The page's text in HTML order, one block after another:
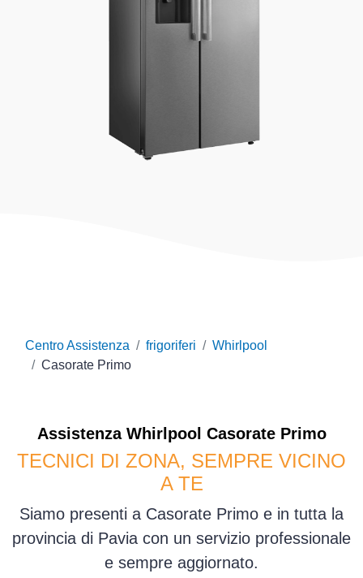
Centro Assistenza frigoriferi
Whirlpool
Casorate Primo
Assistenza Whirlpool Casorate Primo
TECNICI DI ZONA, SEMPRE VICINO
A TE
Siamo presenti a Casorate Primo e in tutta la
provincia di Pavia con un servizio professionale
e sempre aggiornato.